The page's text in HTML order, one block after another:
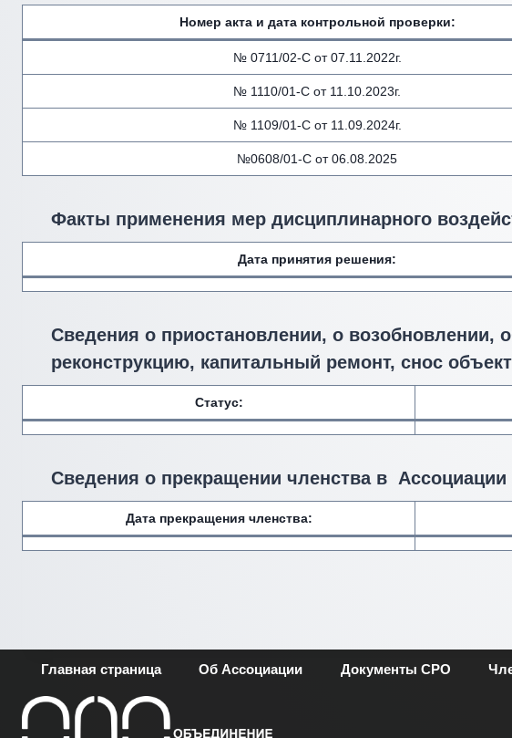
Номер акта и дата контрольной проверки:
№ 0711/02-С от 07.11.2022г.
№ 1110/01-С от 11.10.2023г.
№ 1109/01-С от 11.09.2024г.
№0608/01-С от 06.08.2025
Факты применения мер дисциплинарного
Дата принятия решения:
Сведения о приостановлении, о возобновлении,
реконструкцию, капитальный ремонт, снос
Статус:
Сведения о прекращении членства в Ассоциации
Дата прекращения членства:
Главная страница Об Ассоциации Документы СРО